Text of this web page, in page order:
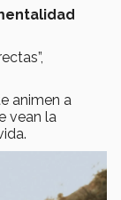
animen a
vean la